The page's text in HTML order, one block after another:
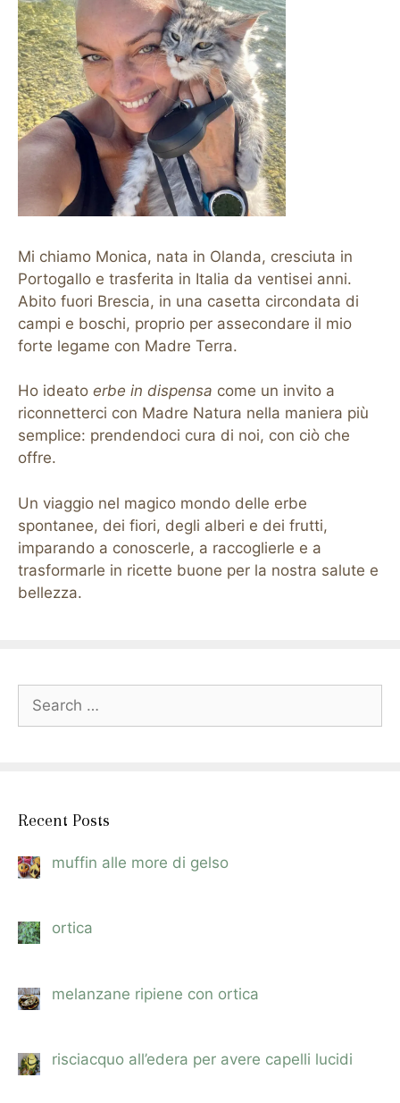
Mi chiamo Monica, nata in Olanda, cresciuta in
Portogallo e trasferita in Italia da ventisei anni.
Abito fuori Brescia, in una casetta circondata di
campi e boschi, proprio per assecondare il mio
forte legame con Madre Terra.
Ho ideato erbe in dispensa come un invito a
riconnetterci con Madre Natura nella maniera più
semplice: prendendoci cura di noi, con ciò che
offre.
Un viaggio nel magico mondo delle erbe
spontanee, dei fiori, degli alberi e dei frutti,
imparando a conoscerle, a raccoglierle e a
trasformarle in ricette buone per la nostra salute e
bellezza.
for:
Recent Posts
muffin alle more di gelso
ortica
melanzane ripiene con ortica
risciacquo all’edera per avere capelli lucidi